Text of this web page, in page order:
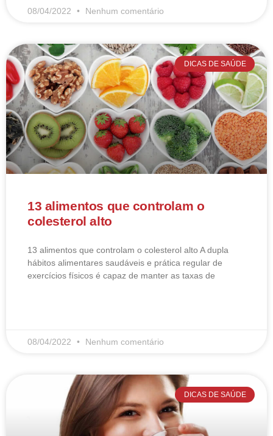
08/04/2022 Nenhum comentário
DICAS DE SAÚDE
13 alimentos que controlam o
colesterol alto
13 alimentos que controlam o colesterol alto​ A dupla
hábitos alimentares saudáveis e prática regular de
exercícios físicos é capaz de manter as taxas de
08/04/2022 Nenhum comentário
DICAS DE SAÚDE